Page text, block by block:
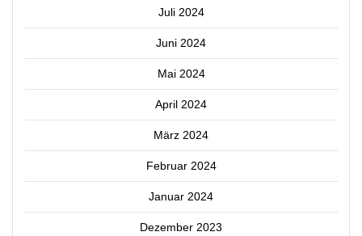
Juli 2024
Juni 2024
Mai 2024
April 2024
März 2024
Februar 2024
Januar 2024
Dezember 2023